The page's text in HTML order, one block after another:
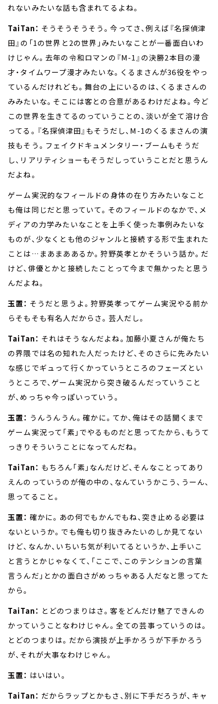
れないみたいな話も含まれてるよね。
TaiTan： そうそうそうそう。今ってさ、例えば『名探偵津
田』の「1の世界と2の世界」みたいなことが一番面白いわ
けじゃん。去年の令和ロマンの『M-1』の決勝2本目の漫
才・タイムワープ漫才みたいな。くるまさんが36役をやっ
ているんだけれども。舞台の上にいるのは、くるまさんの
みみたいな。そこには客との合意があるわけだよね。今ど
この世界を生きてるのっていうことの、淡いが全て溶け合
ってる。『名探偵津田』もそうだし、M-1のくるまさんの演
技もそう。フェイクドキュメンタリー・ブームもそうだ
し、リアリティショーもそうだしっていうことだと思うん
だよね。
ゲーム実況的なフィールドの身体の在り方みたいなこと
も俺は同じだと思っていて。そのフィールドのなかで、メ
ディアの力学みたいなことを上手く使った事例みたいな
ものが、少なくとも他のジャンルと接続する形で生まれた
ことは…まあまああるか。狩野英孝とかそういう話か。だ
けど、俳優とかと接続したことって今まで無かったと思う
んだよね。
玉置： そうだと思うよ。狩野英孝ってゲーム実況やる前か
らそもそも有名人だからさ。芸人だし。
TaiTan： それはそうなんだよね。加藤小夏さんが俺たち
の界隈では名の知れた人だったけど、そのさらに先みたい
な感じでギュって行くかっていうところのフェーズとい
うところで、ゲーム実況から突き破るんだっていうこと
が、めっちゃ今っぽいっていう。
玉置： うんうんうん。確かに。てか、俺はその話聞くまで
ゲーム実況って「素」でやるものだと思ってたから、もうて
っきりそういうことになってんだね。
TaiTan： もちろん「素」なんだけど、そんなことってあり
えんのっていうのが俺の中の、なんていうかこう、うーん、
思ってること。
玉置： 確かに。あの何でもかんでもね、突き止める必要は
ないというか。でも俺も切り抜きみたいのしか見てない
けど、なんか、いちいち気が利いてるというか、上手いこ
と言うとかじゃなくて、「ここで、このテンションの言葉
言うんだ」とかの面白さがめっちゃある人だなと思ってた
から。
TaiTan： とどのつまりはさ。客をどんだけ魅了できんの
かっていうことなわけじゃん。全ての芸事っていうのは。
とどのつまりは。だから演技が上手かろうが下手かろう
が、それが大事なわけじゃん。
玉置： はいはい。
TaiTan： だからラップとかもさ、別に下手だろうが、キャ